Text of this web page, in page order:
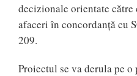
decizionale orientate
afaceri în concordanță cu
209.
Proiectul se va derula pe